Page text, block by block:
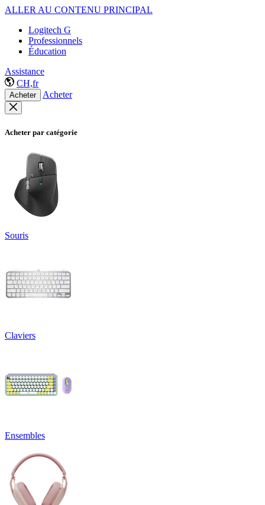
ALLER AU CONTENU PRINCIPAL
Logitech G
Professionnels
Éducation
Assistance
CH,fr
Acheter Acheter
Acheter par catégorie
Souris
Claviers
Ensembles